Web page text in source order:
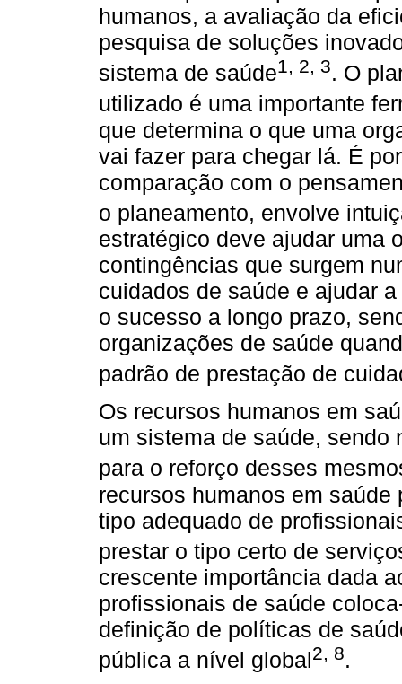
humanos, a avaliação da
pesquisa de soluções
sistema de saúde1, 2, 3. O
utilizado é uma importante
que determina o que uma
vai fazer para chegar lá. É
comparação com o
o planeamento, envolve
estratégico deve ajudar uma
contingências que surgem
cuidados de saúde e ajudar
o sucesso a longo prazo,
organizações de saúde
padrão de prestação de
Os recursos humanos em
um sistema de saúde, sendo
para o reforço desses
recursos humanos em
tipo adequado de
prestar o tipo certo de
crescente importância dada
profissionais de saúde
definição de políticas de
pública a nível global2, 8.